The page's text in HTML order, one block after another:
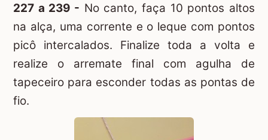
227 a 239 - No canto, faça 10 pontos altos
na alça, uma corrente e o leque com pontos
picô intercalados. Finalize toda a volta e
realize o arremate final com agulha de
tapeceiro para esconder todas as pontas de
fio.